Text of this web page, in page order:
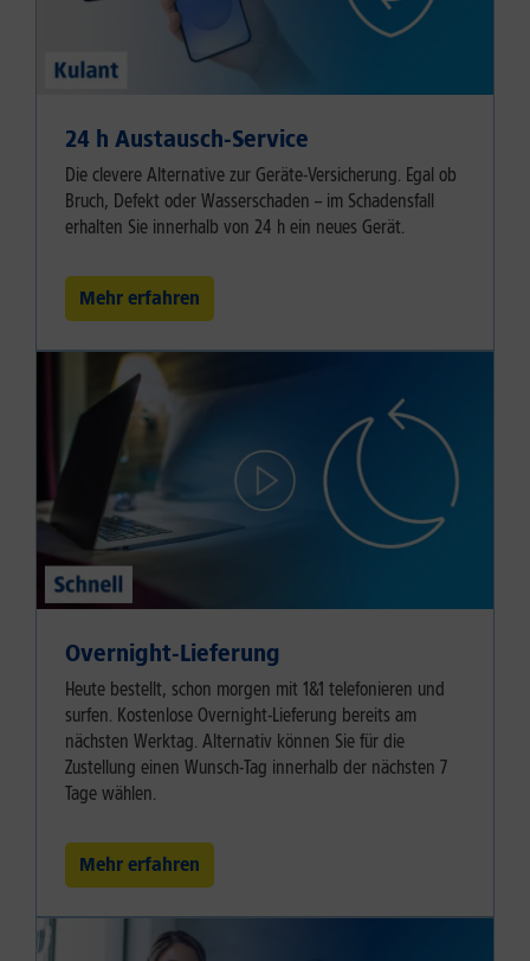
24 h Austausch-Service
Die clevere Alternative zur Geräte-Versicherung. Egal ob
Bruch, Defekt oder Wasserschaden – im Schadensfall
erhalten Sie innerhalb von 24 h ein neues Gerät.
Mehr erfahren
Overnight-Lieferung
Heute bestellt, schon morgen mit 1&1 telefonieren und
surfen. Kostenlose Overnight-Lieferung bereits am
nächsten Werktag. Alternativ können Sie für die
Zustellung einen Wunsch-Tag innerhalb der nächsten 7
Tage wählen.
Mehr erfahren